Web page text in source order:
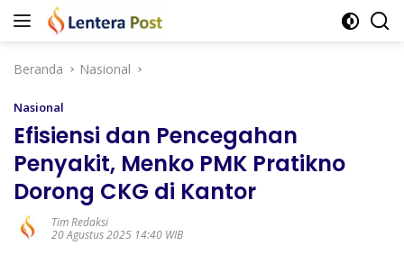
Langsung
Beranda
Nasional
Nasional
Efisiensi dan Pencegahan
Penyakit, Menko PMK Pratikno
Dorong CKG di Kantor
Tim Redaksi
20 Agustus 2025 14:40 WIB